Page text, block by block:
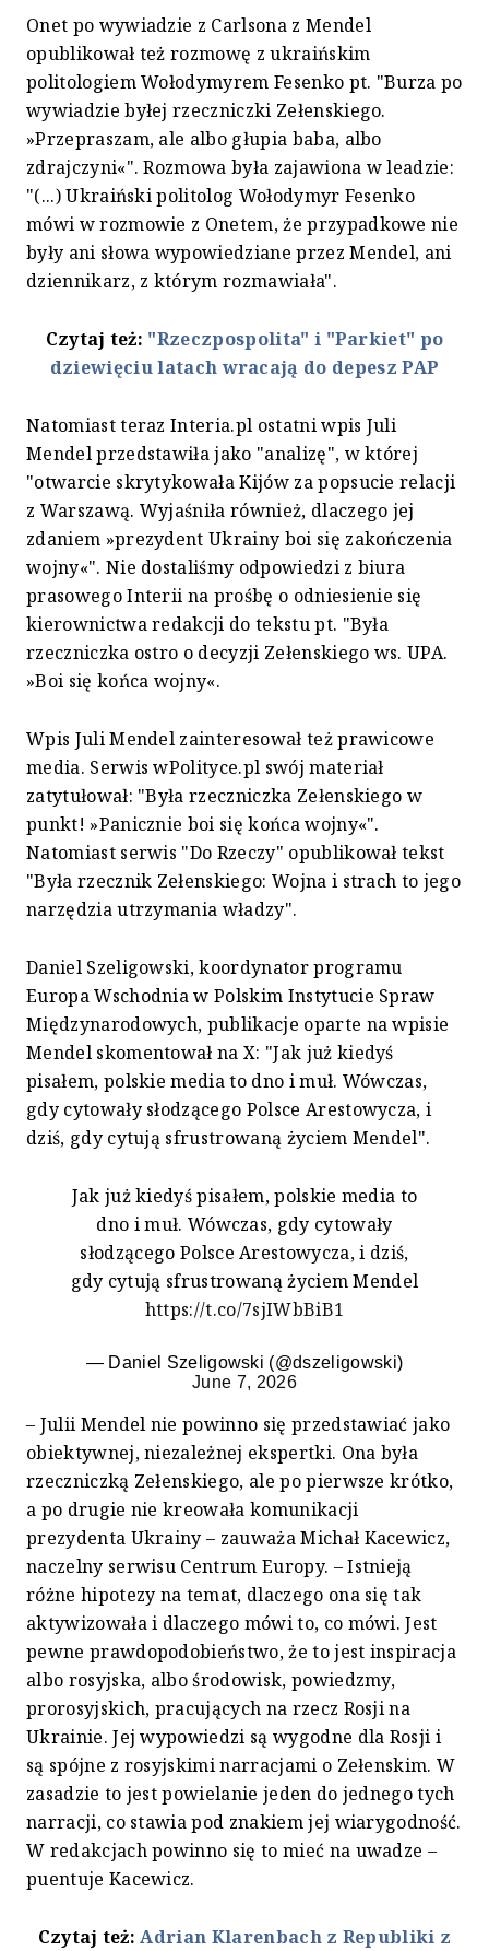
Onet po wywiadzie z Carlsona z Mendel
opublikował też rozmowę z ukraińskim
politologiem Wołodymyrem Fesenko pt. "Burza po
wywiadzie byłej rzeczniczki Zełenskiego.
»Przepraszam, ale albo głupia baba, albo
zdrajczyni«". Rozmowa była zajawiona w leadzie:
"(...) Ukraiński politolog Wołodymyr Fesenko
mówi w rozmowie z Onetem, że przypadkowe nie
były ani słowa wypowiedziane przez Mendel, ani
dziennikarz, z którym rozmawiała".
Czytaj też: "Rzeczpospolita" i "Parkiet" po
dziewięciu latach wracają do depesz PAP
Natomiast teraz Interia.pl ostatni wpis Juli
Mendel przedstawiła jako "analizę", w której
"otwarcie skrytykowała Kijów za popsucie relacji
z Warszawą. Wyjaśniła również, dlaczego jej
zdaniem »prezydent Ukrainy boi się zakończenia
wojny«". Nie dostaliśmy odpowiedzi z biura
prasowego Interii na prośbę o odniesienie się
kierownictwa redakcji do tekstu pt. "Była
rzeczniczka ostro o decyzji Zełenskiego ws. UPA.
»Boi się końca wojny«.
Wpis Juli Mendel zainteresował też prawicowe
media. Serwis wPolityce.pl swój materiał
zatytułował: "Była rzeczniczka Zełenskiego w
punkt! »Panicznie boi się końca wojny«".
Natomiast serwis "Do Rzeczy" opublikował tekst
"Była rzecznik Zełenskiego: Wojna i strach to jego
narzędzia utrzymania władzy".
Daniel Szeligowski, koordynator programu
Europa Wschodnia w Polskim Instytucie Spraw
Międzynarodowych, publikacje oparte na wpisie
Mendel skomentował na X: "Jak już kiedyś
pisałem, polskie media to dno i muł. Wówczas,
gdy cytowały słodzącego Polsce Arestowycza, i
dziś, gdy cytują sfrustrowaną życiem Mendel".
Jak już kiedyś pisałem, polskie media to
dno i muł. Wówczas, gdy cytowały
słodzącego Polsce Arestowycza, i dziś,
gdy cytują sfrustrowaną życiem Mendel
https://t.co/7sjIWbBiB1
— Daniel Szeligowski (@dszeligowski)
June 7, 2026
– Julii Mendel nie powinno się przedstawiać jako
obiektywnej, niezależnej ekspertki. Ona była
rzeczniczką Zełenskiego, ale po pierwsze krótko,
a po drugie nie kreowała komunikacji
prezydenta Ukrainy – zauważa Michał Kacewicz,
naczelny serwisu Centrum Europy. – Istnieją
różne hipotezy na temat, dlaczego ona się tak
aktywizowała i dlaczego mówi to, co mówi. Jest
pewne prawdopodobieństwo, że to jest inspiracja
albo rosyjska, albo środowisk, powiedzmy,
prorosyjskich, pracujących na rzecz Rosji na
Ukrainie. Jej wypowiedzi są wygodne dla Rosji i
są spójne z rosyjskimi narracjami o Zełenskim. W
zasadzie to jest powielanie jeden do jednego tych
narracji, co stawia pod znakiem jej wiarygodność.
W redakcjach powinno się to mieć na uwadze –
puentuje Kacewicz.
Czytaj też:Adrian Klarenbach z Republiki z